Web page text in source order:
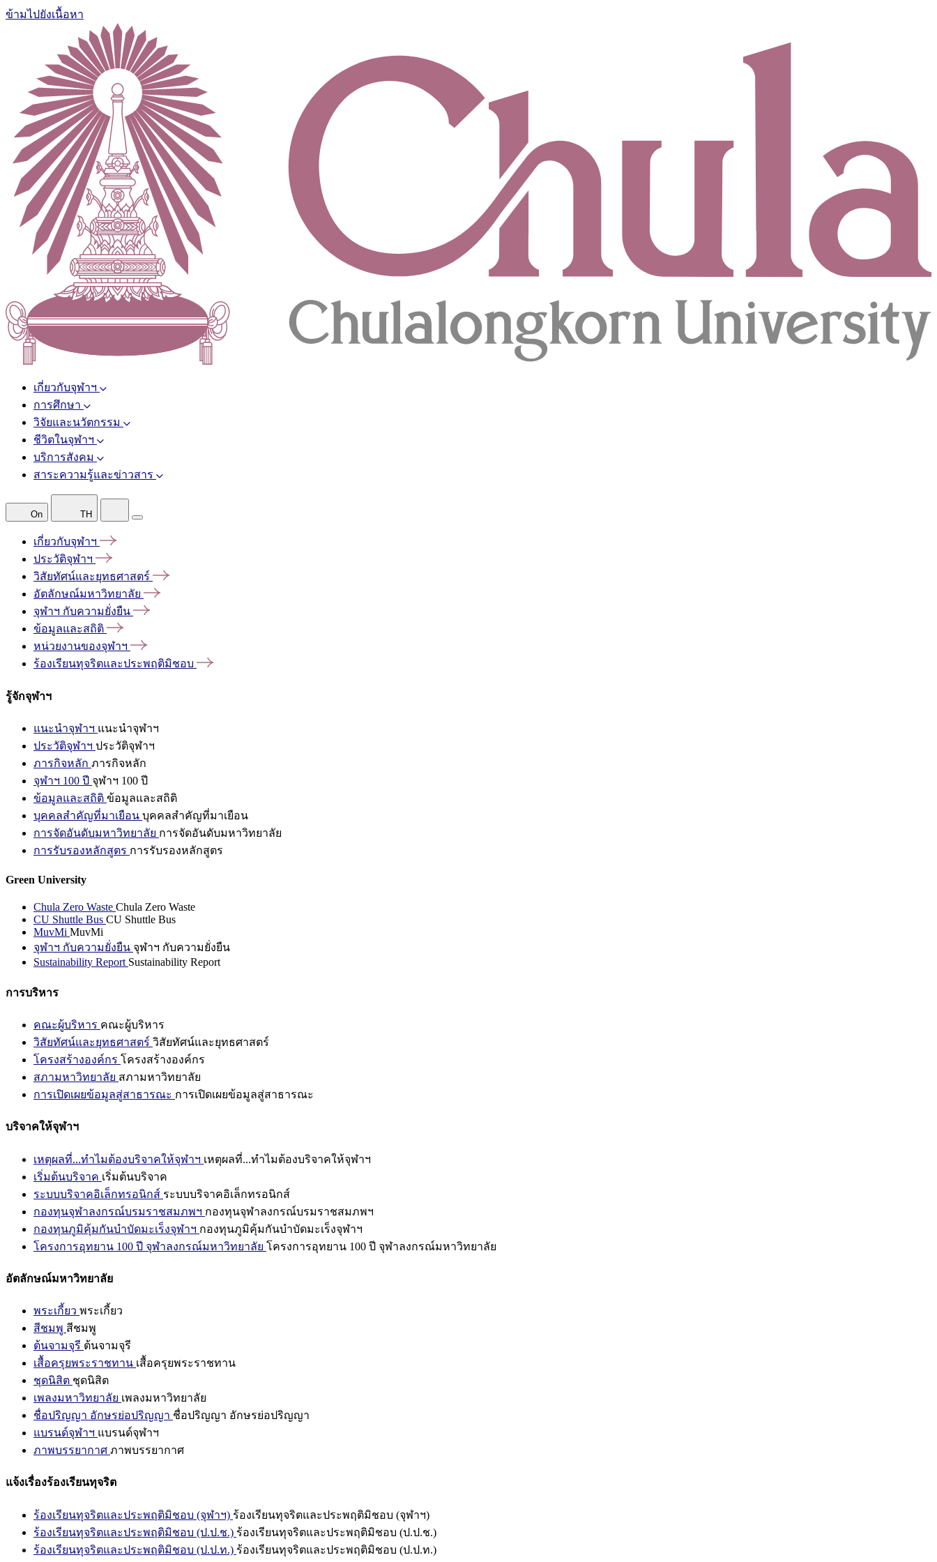
ข้ามไปยังเนื้อหา
เกี่ยวกับจุฬาฯ
การศึกษา
วิจัยและนวัตกรรม
ชีวิตในจุฬาฯ
บริการสังคม
สาระความรู้และข่าวสาร
On TH
เกี่ยวกับจุฬาฯ
ประวัติจุฬาฯ
วิสัยทัศน์และยุทธศาสตร์
อัตลักษณ์มหาวิทยาลัย
จุฬาฯ กับความยั่งยืน
ข้อมูลและสถิติ
หน่วยงานของจุฬาฯ
ร้องเรียนทุจริตและประพฤติมิชอบ
รู้จักจุฬาฯ
แนะนำจุฬาฯ แนะนำจุฬาฯ
ประวัติจุฬาฯ ประวัติจุฬาฯ
ภารกิจหลัก ภารกิจหลัก
จุฬาฯ 100 ปี จุฬาฯ 100 ปี
ข้อมูลและสถิติ ข้อมูลและสถิติ
บุคคลสำคัญที่มาเยือน บุคคลสำคัญที่มาเยือน
การจัดอันดับมหาวิทยาลัย การจัดอันดับมหาวิทยาลัย
การรับรองหลักสูตร การรับรองหลักสูตร
Green University
Chula Zero Waste Chula Zero Waste
CU Shuttle Bus CU Shuttle Bus
MuvMi MuvMi
จุฬาฯ กับความยั่งยืน จุฬาฯ กับความยั่งยืน
Sustainability Report Sustainability Report
การบริหาร
คณะผู้บริหาร คณะผู้บริหาร
วิสัยทัศน์และยุทธศาสตร์ วิสัยทัศน์และยุทธศาสตร์
โครงสร้างองค์กร โครงสร้างองค์กร
สภามหาวิทยาลัย สภามหาวิทยาลัย
การเปิดเผยข้อมูลสู่สาธารณะ การเปิดเผยข้อมูลสู่สาธารณะ
บริจาคให้จุฬาฯ
เหตุผลที่...ทำไมต้องบริจาคให้จุฬาฯ เหตุผลที่...ทำไมต้องบริจาคให้จุฬาฯ
เริ่มต้นบริจาค เริ่มต้นบริจาค
ระบบบริจาคอิเล็กทรอนิกส์ ระบบบริจาคอิเล็กทรอนิกส์
กองทุนจุฬาลงกรณ์บรมราชสมภพฯ กองทุนจุฬาลงกรณ์บรมราชสมภพฯ
กองทุนภูมิคุ้มกันบำบัดมะเร็งจุฬาฯ กองทุนภูมิคุ้มกันบำบัดมะเร็งจุฬาฯ
โครงการอุทยาน 100 ปี จุฬาลงกรณ์มหาวิทยาลัย โครงการอุทยาน 100 ปี จุฬาลงกรณ์มหาวิทยาลัย
อัตลักษณ์มหาวิทยาลัย
พระเกี้ยว พระเกี้ยว
สีชมพู สีชมพู
ต้นจามจุรี ต้นจามจุรี
เสื้อครุยพระราชทาน เสื้อครุยพระราชทาน
ชุดนิสิต ชุดนิสิต
เพลงมหาวิทยาลัย เพลงมหาวิทยาลัย
ชื่อปริญญา อักษรย่อปริญญา ชื่อปริญญา อักษรย่อปริญญา
แบรนด์จุฬาฯ แบรนด์จุฬาฯ
ภาพบรรยากาศ ภาพบรรยากาศ
แจ้งเรื่องร้องเรียนทุจริต
ร้องเรียนทุจริตและประพฤติมิชอบ (จุฬาฯ) ร้องเรียนทุจริตและประพฤติมิชอบ (จุฬาฯ)
ร้องเรียนทุจริตและประพฤติมิชอบ (ป.ป.ช.) ร้องเรียนทุจริตและประพฤติมิชอบ (ป.ป.ช.)
ร้องเรียนทุจริตและประพฤติมิชอบ (ป.ป.ท.) ร้องเรียนทุจริตและประพฤติมิชอบ (ป.ป.ท.)